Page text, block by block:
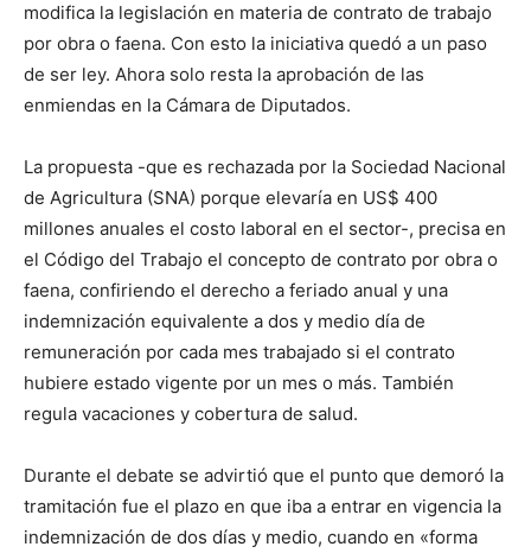
modifica la legislación en materia de contrato de trabajo
por obra o faena. Con esto la iniciativa quedó a un paso
de ser ley. Ahora solo resta la aprobación de las
enmiendas en la Cámara de Diputados.
La propuesta -que es rechazada por la Sociedad Nacional
de Agricultura (SNA) porque elevaría en US$ 400
millones anuales el costo laboral en el sector-, precisa en
el Código del Trabajo el concepto de contrato por obra o
faena, confiriendo el derecho a feriado anual y una
indemnización equivalente a dos y medio día de
remuneración por cada mes trabajado si el contrato
hubiere estado vigente por un mes o más. También
regula vacaciones y cobertura de salud.
Durante el debate se advirtió que el punto que demoró la
tramitación fue el plazo en que iba a entrar en vigencia la
indemnización de dos días y medio, cuando en «forma